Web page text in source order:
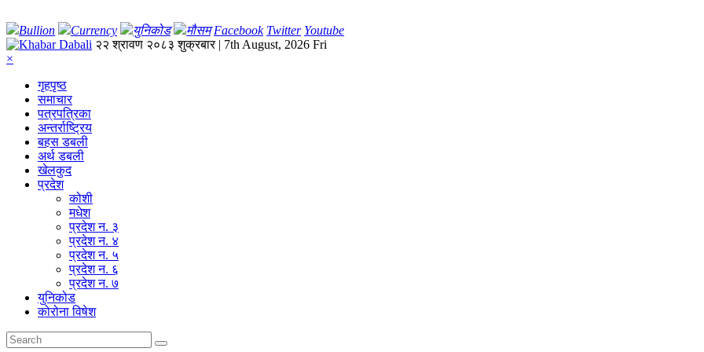
Bullion Currency युनिकोड मौसम Facebook Twitter Youtube
२२ श्रावण २०८३ शुक्रबार | 7th August, 2026 Fri
×
गृहपृष्‍ठ
समाचार
पत्रपत्रिका
अन्तर्राष्ट्रिय
बहस डबली
अर्थ डबली
खेलकुद
प्रदेश
कोशी
मधेश
प्रदेश न. ३
प्रदेश न. ४
प्रदेश न. ५
प्रदेश न. ६
प्रदेश न. ७
युनिकोड
कोरोना विषेश